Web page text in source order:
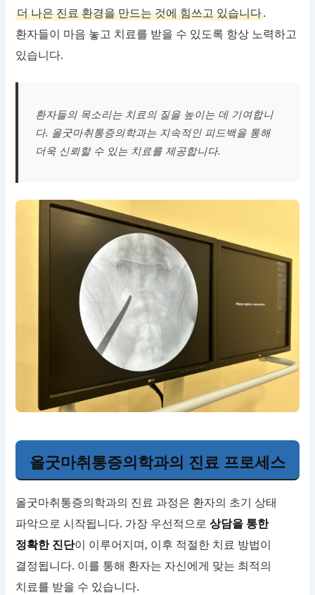
더 나은 진료 환경을 만드는 것에 힘쓰고 있습니다.
환자들이 마음 놓고 치료를 받을 수 있도록 항상 노력하고
있습니다.
환자들의 목소리는 치료의 질을 높이는 데 기여합니
다. 올굿마취통증의학과는 지속적인 피드백을 통해
더욱 신뢰할 수 있는 치료를 제공합니다.
올굿마취통증의학과의 진료 프로세스
올굿마취통증의학과의 진료 과정은 환자의 초기 상태
파악으로 시작됩니다. 가장 우선적으로상담을 통한
정확한 진단이 이루어지며, 이후 적절한 치료 방법이
결정됩니다. 이를 통해 환자는 자신에게 맞는 최적의
치료를 받을 수 있습니다.